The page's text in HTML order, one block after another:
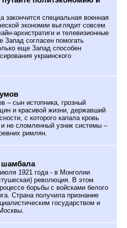
закончится специальная военная
экономии выглядит совсем
архистратиги и телевизионные
Запад согласен помогать
еще Запад способен
украинского
– сын истопника, грозный
и красивой жизни, державший
с которого капала кровь
не сломленный узник системы –
римлян.
шамбала
1921 года - в Монголии
революция. В этом
борьбы с войсками белого
Страна получила признание
государством и